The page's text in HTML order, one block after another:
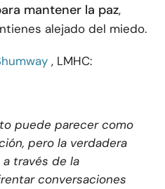
mantener la paz,
alejado del miedo.
, LMHC:
puede parecer como
pero la verdadera
través de la
conversaciones